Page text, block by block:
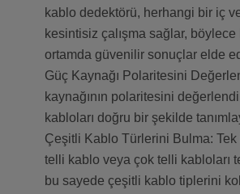
kablo dedektörü, herhangi bir iç
kesintisiz çalışma sağlar,
ortamda güvenilir sonuçlar elde
Güç Kaynağı Polaritesini
kaynağının polaritesini
kabloları doğru bir şekilde
Çeşitli Kablo Türlerini Bulma:
telli kablo veya çok telli kabloları
bu sayede çeşitli kablo tiplerini